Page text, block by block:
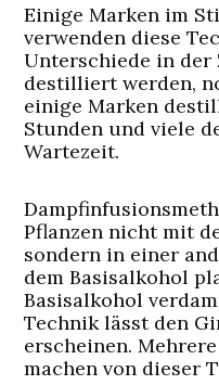
Einige Marken im
verwenden diese
Unterschiede in der
destilliert werden,
einige Marken
Stunden und viele
Wartezeit.
Pflanzen nicht mit
sondern in einer
dem Basisalkohol
Basisalkohol
Technik lässt den
erscheinen.
machen von dieser